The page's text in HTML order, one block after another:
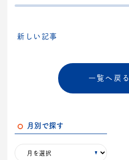
月別で探す
新しい記事
一覧へ戻る